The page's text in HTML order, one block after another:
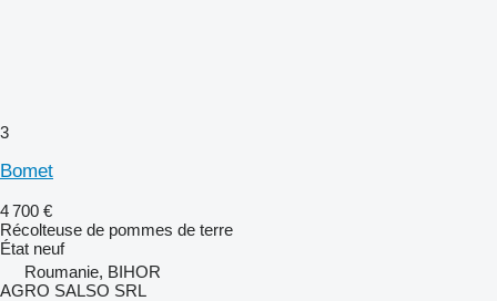
3
Bomet
4 700 €
Récolteuse de pommes de terre
État neuf
Roumanie, BIHOR
AGRO SALSO SRL